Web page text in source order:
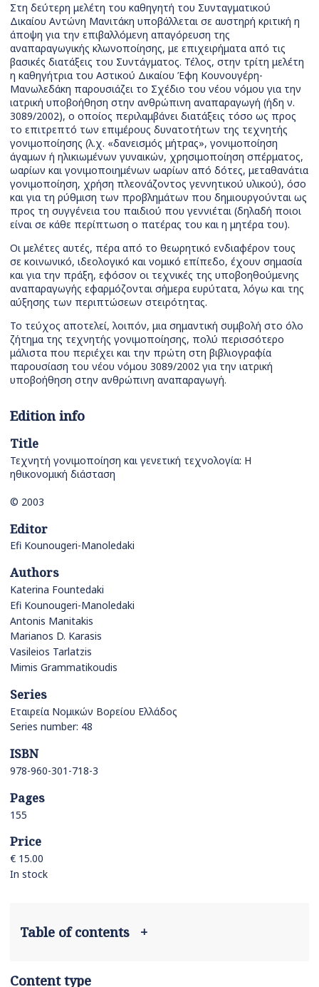
Στη δεύτερη μελέτη του καθηγητή του Συνταγματικού
Δικαίου Αντώνη Μανιτάκη υποβάλλεται σε αυστηρή κριτική η
άποψη για την επιβαλλόμενη απαγόρευση της
αναπαραγωγικής κλωνοποίησης, με επιχειρήματα από τις
βασικές διατάξεις του Συντάγματος. Τέλος, στην τρίτη μελέτη
η καθηγήτρια του Αστικού Δικαίου Έφη Κουνουγέρη-
Μανωλεδάκη παρουσιάζει το Σχέδιο του νέου νόμου για την
ιατρική υποβοήθηση στην ανθρώπινη αναπαραγωγή (ήδη ν.
3089/2002), ο οποίος περιλαμβάνει διατάξεις τόσο ως προς
το επιτρεπτό των επιμέρους δυνατοτήτων της τεχνητής
γονιμοποίησης (λ.χ. «δανεισμός μήτρας», γονιμοποίηση
άγαμων ή ηλικιωμένων γυναικών, χρησιμοποίηση σπέρματος,
ωαρίων και γονιμοποιημένων ωαρίων από δότες, μεταθανάτια
γονιμοποίηση, χρήση πλεονάζοντος γεννητικού υλικού), όσο
και για τη ρύθμιση των προβλημάτων που δημιουργούνται ως
προς τη συγγένεια του παιδιού που γεννιέται (δηλαδή ποιοι
είναι σε κάθε περίπτωση ο πατέρας του και η μητέρα του).
Οι μελέτες αυτές, πέρα από το θεωρητικό ενδιαφέρον τους
σε κοινωνικό, ιδεολογικό και νομικό επίπεδο, έχουν σημασία
και για την πράξη, εφόσον οι τεχνικές της υποβοηθούμενης
αναπαραγωγής εφαρμόζονται σήμερα ευρύτατα, λόγω και της
αύξησης των περιπτώσεων στειρότητας.
Το τεύχος αποτελεί, λοιπόν, μια σημαντική συμβολή στο όλο
ζήτημα της τεχνητής γονιμοποίησης, πολύ περισσότερο
μάλιστα που περιέχει και την πρώτη στη βιβλιογραφία
παρουσίαση του νέου νόμου 3089/2002 για την ιατρική
υποβοήθηση στην ανθρώπινη αναπαραγωγή.
Edition info
Title
Τεχνητή γονιμοποίηση και γενετική τεχνολογία: Η
ηθικονομική διάσταση
© 2003
Editor
Efi Kounougeri-Manoledaki
Authors
Katerina Fountedaki
Efi Kounougeri-Manoledaki
Antonis Manitakis
Marianos D. Karasis
Vasileios Tarlatzis
Mimis Grammatikoudis
Series
Εταιρεία Νομικών Βορείου Ελλάδος
Series number: 48
ISBN
978-960-301-718-3
Pages
155
Price
€ 15.00
In stock
Table of contents +
Content type